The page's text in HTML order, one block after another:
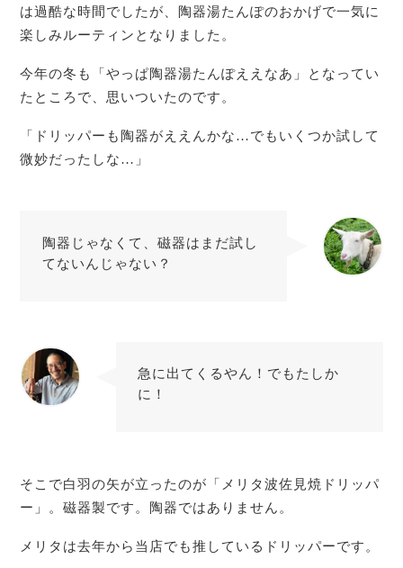
は過酷な時間でしたが、陶器湯たんぽのおかげで一気に
楽しみルーティンとなりました。
今年の冬も「やっぱ陶器湯たんぽええなあ」となってい
たところで、思いついたのです。
「ドリッパーも陶器がええんかな…でもいくつか試して
微妙だったしな…」
陶器じゃなくて、磁器はまだ試し
てないんじゃない？
急に出てくるやん！でもたしか
に！
そこで白羽の矢が立ったのが「メリタ波佐見焼ドリッパ
ー」。磁器製です。陶器ではありません。
メリタは去年から当店でも推しているドリッパーです。